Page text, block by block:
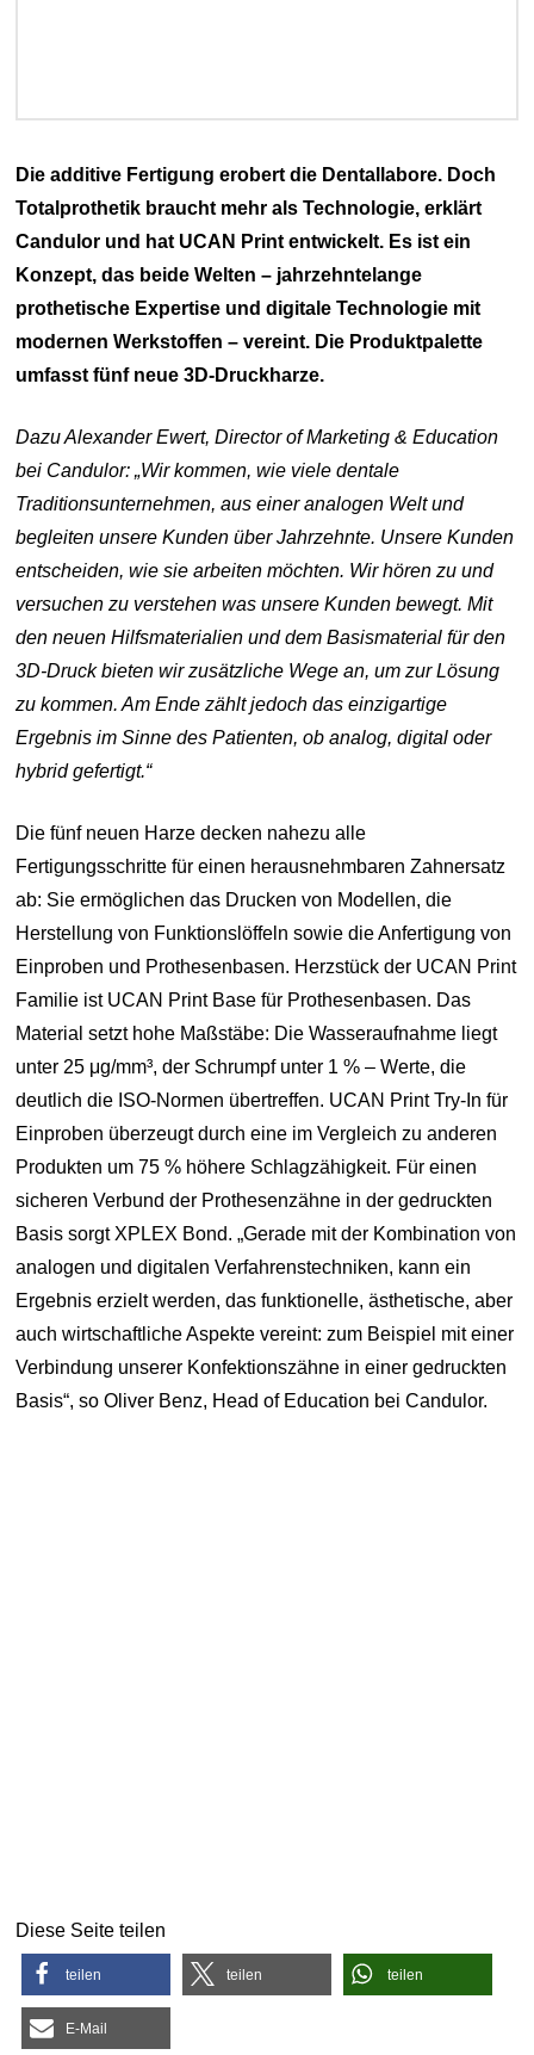
Die additive Fertigung erobert die Dentallabore. Doch
Totalprothetik braucht mehr als Technologie, erklärt
Candulor und hat UCAN Print entwickelt. Es ist ein
Konzept, das beide Welten – jahrzehntelange
prothetische Expertise und digitale Technologie mit
modernen Werkstoffen – vereint. Die Produktpalette
umfasst fünf neue 3D-Druckharze.
Dazu Alexander Ewert, Director of Marketing & Education
bei Candulor: „Wir kommen, wie viele dentale
Traditionsunternehmen, aus einer analogen Welt und
begleiten unsere Kunden über Jahrzehnte. Unsere Kunden
entscheiden, wie sie arbeiten möchten. Wir hören zu und
versuchen zu verstehen was unsere Kunden bewegt. Mit
den neuen Hilfsmaterialien und dem Basismaterial für den
3D-Druck bieten wir zusätzliche Wege an, um zur Lösung
zu kommen. Am Ende zählt jedoch das einzigartige
Ergebnis im Sinne des Patienten, ob analog, digital oder
hybrid gefertigt.“
Die fünf neuen Harze decken nahezu alle
Fertigungsschritte für einen herausnehmbaren Zahnersatz
ab: Sie ermöglichen das Drucken von Modellen, die
Herstellung von Funktionslöffeln sowie die Anfertigung von
Einproben und Prothesenbasen. Herzstück der UCAN Print
Familie ist UCAN Print Base für Prothesenbasen. Das
Material setzt hohe Maßstäbe: Die Wasseraufnahme liegt
unter 25 μg/mm³, der Schrumpf unter 1 % – Werte, die
deutlich die ISO-Normen übertreffen. UCAN Print Try-In für
Einproben überzeugt durch eine im Vergleich zu anderen
Produkten um 75 % höhere Schlagzähigkeit. Für einen
sicheren Verbund der Prothesenzähne in der gedruckten
Basis sorgt XPLEX Bond. „Gerade mit der Kombination von
analogen und digitalen Verfahrenstechniken, kann ein
Ergebnis erzielt werden, das funktionelle, ästhetische, aber
auch wirtschaftliche Aspekte vereint: zum Beispiel mit einer
Verbindung unserer Konfektionszähne in einer gedruckten
Basis“, so Oliver Benz, Head of Education bei Candulor.
Diese Seite teilen
teilen teilen teilen
E-Mail